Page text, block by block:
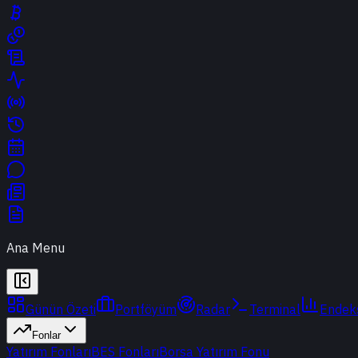
Ana Menu
Günün Özeti Portföyüm Radar Terminal
Fonlar
Yatırım FonlarıBES FonlarıBorsa Yatırım Fonu